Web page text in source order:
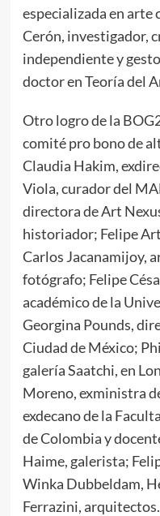
especializada en arte
Cerón, investigador,
independiente y
doctor en Teoría del
Otro logro de la
comité pro bono de
Claudia Hakim,
Viola, curador del
directora de Art
historiador; Felipe
Carlos Jacanamijoy,
fotógrafo; Felipe
académico de la
Georgina Pounds,
Ciudad de México;
galería Saatchi, en
Moreno, exministra
exdecano de la
de Colombia y
Haime, galerista;
Winka Dubbeldam,
Ferrazini, arquitectos.